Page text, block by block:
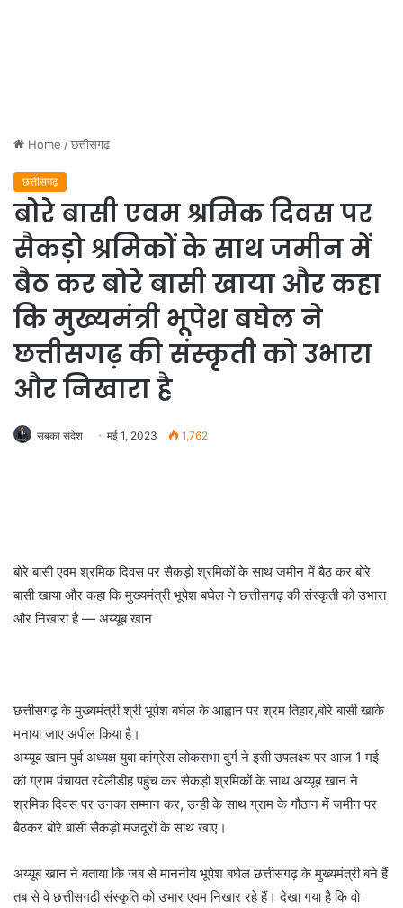
Home /छत्तीसगढ़
छत्तीसगढ़
बोरे बासी एवम श्रमिक दिवस पर
सैकड़ो श्रमिकों के साथ जमीन में
बैठ कर बोरे बासी खाया और कहा
कि मुख्यमंत्री भूपेश बघेल ने
छत्तीसगढ़ की संस्कृती को उभारा
और निखारा है
सबका संदेश मई 1, 2023 1,762
बोरे बासी एवम श्रमिक दिवस पर सैकड़ो श्रमिकों के साथ जमीन में बैठ कर बोरे
बासी खाया और कहा कि मुख्यमंत्री भूपेश बघेल ने छत्तीसगढ़ की संस्कृती को उभारा
और निखारा है — अय्यूब खान
छत्तीसगढ़ के मुख्यमंत्री श्री भूपेश बघेल के आह्वान पर श्रम तिहार,बोरे बासी खाके
मनाया जाए अपील किया है।
अय्यूब खान पुर्व अध्यक्ष युवा कांग्रेस लोकसभा दुर्ग ने इसी उपलक्ष्य पर आज 1 मई
को ग्राम पंचायत रवेलीडीह पहुंच कर सैकड़ो श्रमिकों के साथ अय्यूब खान ने
श्रमिक दिवस पर उनका सम्मान कर, उन्ही के साथ ग्राम के गौठान में जमीन पर
बैठकर बोरे बासी सैकड़ो मजदूरों के साथ खाए।
अय्यूब खान ने बताया कि जब से माननीय भूपेश बघेल छत्तीसगढ़ के मुख्यमंत्री बने हैं
तब से वे छत्तीसगढ़ी संस्कृति को उभार एवम निखार रहे हैं। देखा गया है कि वो